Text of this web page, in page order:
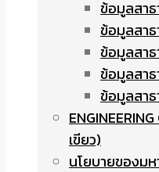
ข้อมูลสา
ข้อมูลสา
ข้อมูลสา
ข้อมูลสา
ข้อมูลสา
เขียว)
นโยบายของมห